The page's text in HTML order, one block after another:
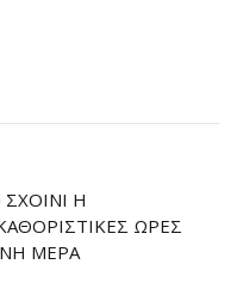
Η
ΏΡΕΣ
ΜΈΡΑ